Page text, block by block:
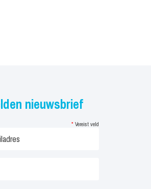
nieuwsbrief
* Vereist veld